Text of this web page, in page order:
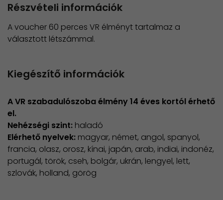
Részvételi információk
A voucher 60 perces VR élményt tartalmaz a
választott létszámmal.
Kiegészítő információk
A VR szabadulószoba élmény 14 éves kortól érhető
el.
Nehézségi szint: haladó
Elérhető nyelvek: magyar, német, angol, spanyol,
francia, olasz, orosz, kínai, japán, arab, indiai, indonéz,
portugál, török, cseh, bolgár, ukrán, lengyel, lett,
szlovák, holland, görög